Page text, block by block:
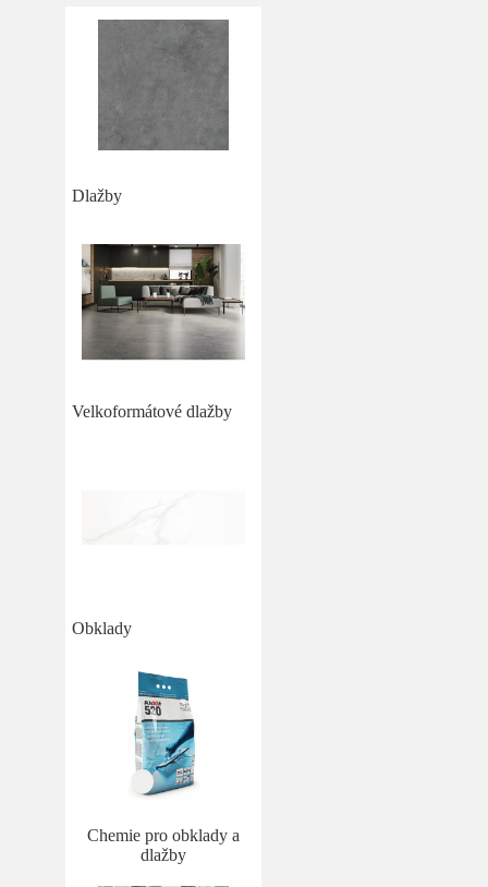
Dlažby
Velkoformátové dlažby
Obklady
Chemie pro obklady a
dlažby